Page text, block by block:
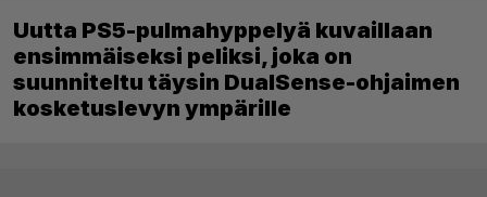
Uutta PS5-pulmahyppelyä kuvaillaan
ensimmäiseksi peliksi, joka on
suunniteltu täysin DualSense-ohjaimen
kosketuslevyn ympärille